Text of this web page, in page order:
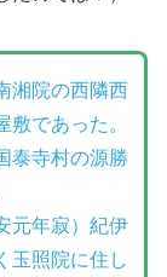
湘院の西隣西
であった。
泰寺村の源勝
元年寂）紀伊
玉照院に住し